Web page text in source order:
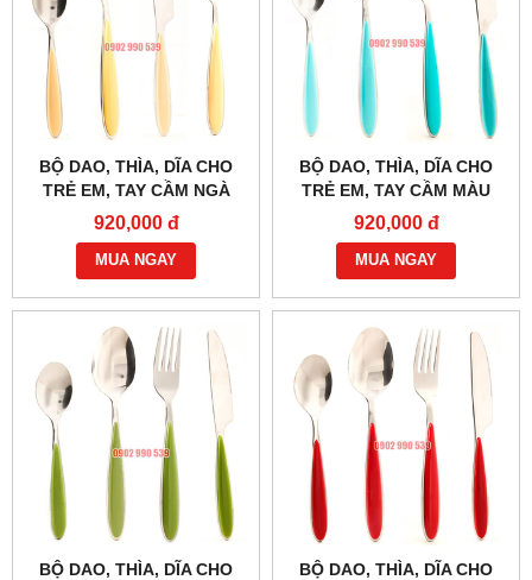
BỘ DAO, THÌA, DĨA CHO
TRẺ EM, TAY CẦM NGÀ
920,000 đ
MUA NGAY
BỘ DAO, THÌA, DĨA CHO
TRẺ EM, TAY CẦM MÀU
XANH DƯƠNG
920,000 đ
MUA NGAY
BỘ DAO, THÌA, DĨA CHO
BỘ DAO, THÌA, DĨA CHO